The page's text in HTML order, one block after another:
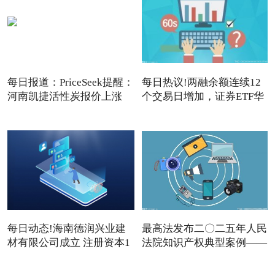
每日报道：PriceSeek提醒：
河南凯捷活性炭报价上涨
每日热议!两融余额连续12
个交易日增加，证券ETF华
每日动态!海南德润兴业建
材有限公司成立 注册资本1
最高法发布二〇二五年人民
法院知识产权典型案例——